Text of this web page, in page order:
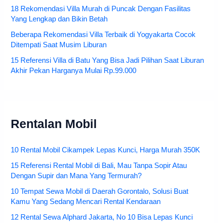
18 Rekomendasi Villa Murah di Puncak Dengan Fasilitas
Yang Lengkap dan Bikin Betah
Beberapa Rekomendasi Villa Terbaik di Yogyakarta Cocok
Ditempati Saat Musim Liburan
15 Referensi Villa di Batu Yang Bisa Jadi Pilihan Saat Liburan
Akhir Pekan Harganya Mulai Rp.99.000
Rentalan Mobil
10 Rental Mobil Cikampek Lepas Kunci, Harga Murah 350K
15 Referensi Rental Mobil di Bali, Mau Tanpa Sopir Atau
Dengan Supir dan Mana Yang Termurah?
10 Tempat Sewa Mobil di Daerah Gorontalo, Solusi Buat
Kamu Yang Sedang Mencari Rental Kendaraan
12 Rental Sewa Alphard Jakarta, No 10 Bisa Lepas Kunci